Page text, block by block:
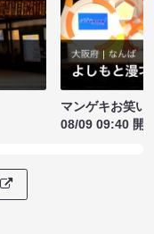
マンゲキお笑い
08/09 09:40 開